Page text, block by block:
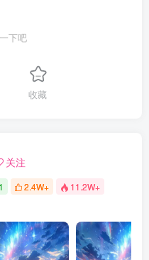
下吧
收藏
关注
1 2.4W+ 11.2W+